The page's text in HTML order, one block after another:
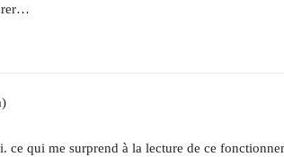
ce qui me surprend à la lecture de ce